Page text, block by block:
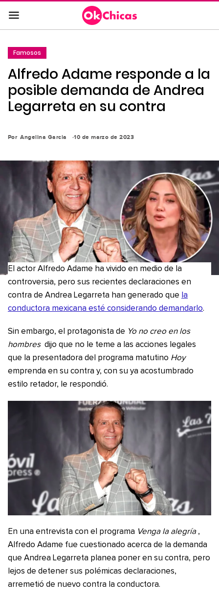
Saltar
al
contenido
a
la
navegación
principal
Famosos
Alfredo Adame responde a la
posible demanda de Andrea
Legarreta en su contra
Por Angelina Garcia 10 de marzo de 2023
El actor Alfredo Adame ha vivido en medio de la
controversia, pero sus recientes declaraciones en
contra de Andrea Legarreta han generado que la
conductora mexicana esté considerando demandarlo.
Sin embargo, el protagonista de Yo no creo en los
hombres dijo que no le teme a las acciones legales
que la presentadora del programa matutino Hoy
emprenda en su contra y, con su ya acostumbrado
estilo retador, le respondió.
En una entrevista con el programa Venga la alegría ,
Alfredo Adame fue cuestionado acerca de la demanda
que Andrea Legarreta planea poner en su contra, pero
lejos de detener sus polémicas declaraciones,
arremetió de nuevo contra la conductora.